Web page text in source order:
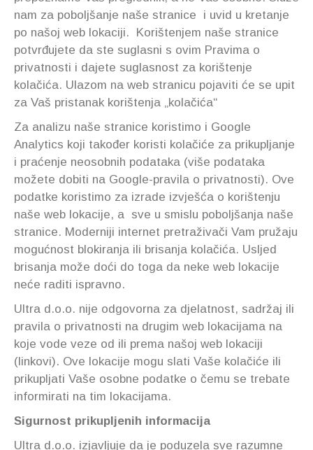
nam za poboljšanje naše stranice i uvid u kretanje
po našoj web lokaciji. Korištenjem naše stranice
potvrđujete da ste suglasni s ovim Pravima o
privatnosti i dajete suglasnost za korištenje
kolačića. Ulazom na web stranicu pojaviti će se upit
za Vaš pristanak korištenja „kolačića“
Za analizu naše stranice koristimo i Google
Analytics koji također koristi kolačiće za prikupljanje
i praćenje neosobnih podataka (više podataka
možete dobiti na Google-pravila o privatnosti). Ove
podatke koristimo za izrade izvješća o korištenju
naše web lokacije, a sve u smislu poboljšanja naše
stranice. Moderniji internet pretraživači Vam pružaju
mogućnost blokiranja ili brisanja kolačića. Usljed
brisanja može doći do toga da neke web lokacije
neće raditi ispravno.
Ultra d.o.o. nije odgovorna za djelatnost, sadržaj ili
pravila o privatnosti na drugim web lokacijama na
koje vode veze od ili prema našoj web lokaciji
(linkovi). Ove lokacije mogu slati Vaše kolačiće ili
prikupljati Vaše osobne podatke o čemu se trebate
informirati na tim lokacijama.
Sigurnost prikupljenih informacija
Ultra d.o.o. izjavljuje da je poduzela sve razumne